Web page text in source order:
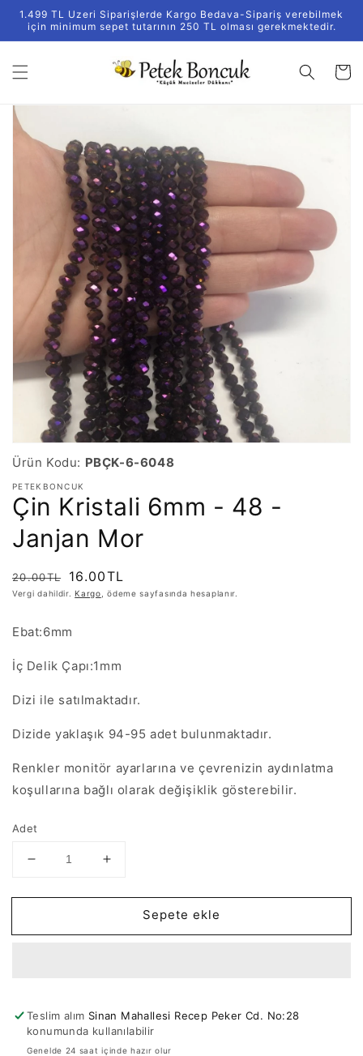
İçeriğe
atla
1.499 TL Uzeri Siparişlerde Kargo Bedava-Sipariş verebilmek
için minimum sepet tutarının 250 TL olması gerekmektedir.
Sepet
Ürün
bilgisine
atla
Medya
1
galeri
görünümünde
aç
Ürün Kodu: PBÇK-6-6048
PETEKBONCUK
Çin Kristali 6mm - 48 -
Janjan Mor
Normal
fiyat
20.00TL
İndirimli
fiyat
16.00TL
Vergi dahildir.Kargo , ödeme sayfasında hesaplanır.
Ebat:6mm
İç Delik Çapı:1mm
Dizi ile satılmaktadır.
Dizide yaklaşık 94-95 adet bulunmaktadır.
Renkler monitör ayarlarına ve çevrenizin aydınlatma
koşullarına bağlı olarak değişiklik gösterebilir.
Adet
6mm
48
adedi
azaltın
Çin
6mm
48
adedi
artırın
Sepete ekle
Teslim alım Sinan Mahallesi Recep Peker Cd. No:28
konumunda kullanılabilir
Genelde 24 saat içinde hazır olur